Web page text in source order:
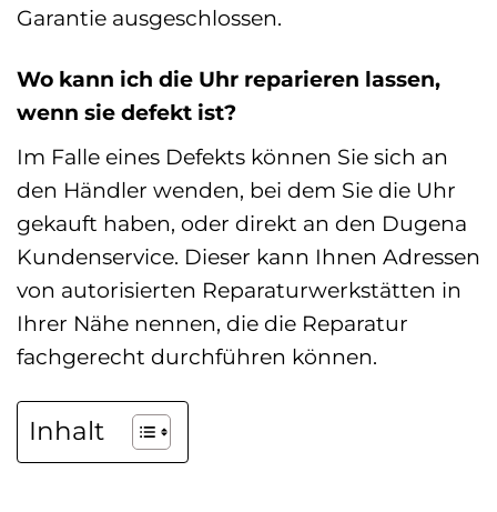
Garantie ausgeschlossen.
Wo kann ich die Uhr reparieren lassen,
wenn sie defekt ist?
Im Falle eines Defekts können Sie sich an
den Händler wenden, bei dem Sie die Uhr
gekauft haben, oder direkt an den Dugena
Kundenservice. Dieser kann Ihnen Adressen
von autorisierten Reparaturwerkstätten in
Ihrer Nähe nennen, die die Reparatur
fachgerecht durchführen können.
Inhalt